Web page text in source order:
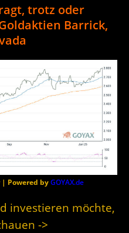
trotz oder
Barrick,
| Powered byGOYAX.de
investieren möchte,
->